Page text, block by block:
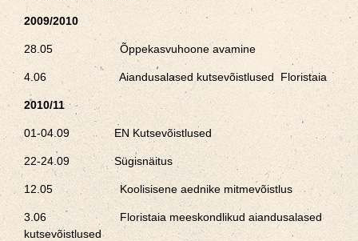
2009/2010
28.05 Õppekasvuhoone avamine
4.06 Aiandusalased kutsevõistlused Floristaia
2010/11
01-04.09 EN Kutsevõistlused
22-24.09 Sügisnäitus
12.05 Koolisisene aednike mitmevõistlus
3.06 Floristaia meeskondlikud aiandusalased
kutsevõistlused